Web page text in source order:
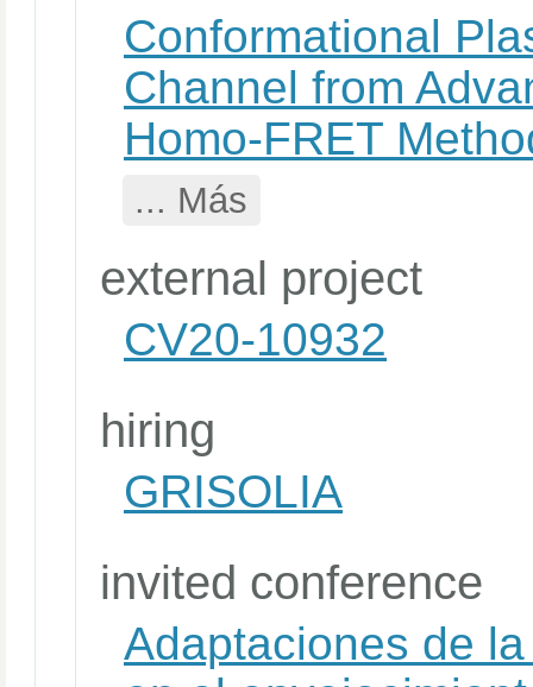
Conformational
Channel from
Homo-FRET
... Más
external project
CV20-10932
hiring
GRISOLIA
invited conference
Adaptaciones de